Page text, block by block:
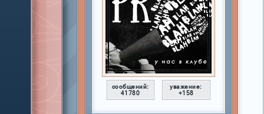
сообщений:
41780
уважение:
+158